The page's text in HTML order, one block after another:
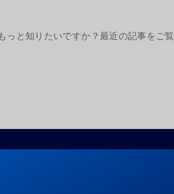
っと知りたいですか？最近の記事をご覧